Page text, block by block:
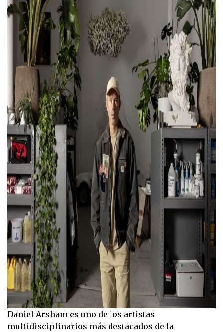
Daniel Arsham es uno de los artistas
multidisciplinarios más destacados de la